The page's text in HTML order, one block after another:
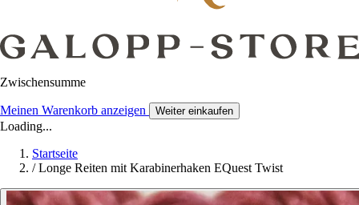
Zwischensumme
Meinen Warenkorb anzeigen Weiter einkaufen
Loading...
Startseite
/ Longe Reiten mit Karabinerhaken EQuest Twist